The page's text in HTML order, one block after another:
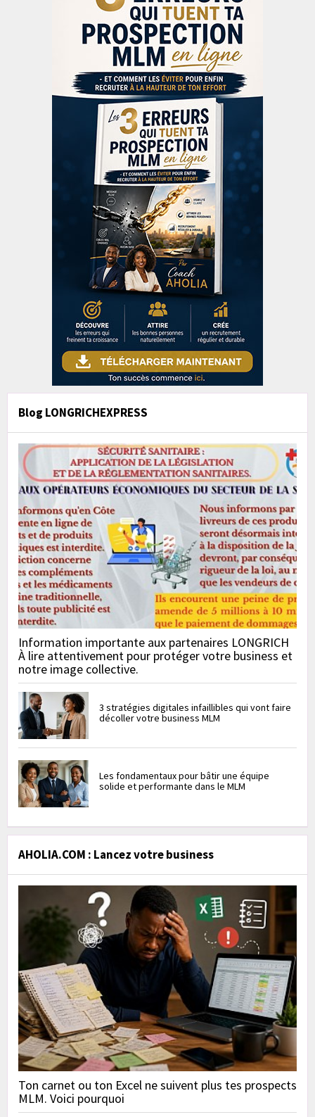
Blog LONGRICHEXPRESS
Information importante aux partenaires LONGRICH
À lire attentivement pour protéger votre business et
notre image collective.
3 stratégies digitales infaillibles qui vont faire
décoller votre business MLM
Les fondamentaux pour bâtir une équipe
solide et performante dans le MLM
AHOLIA.COM : Lancez votre business
Ton carnet ou ton Excel ne suivent plus tes prospects
MLM. Voici pourquoi